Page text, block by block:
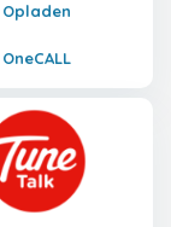
Opladen
OneCALL